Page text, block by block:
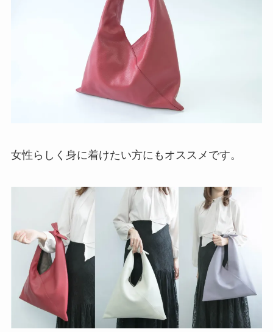
女性らしく身に着けたい方にもオススメです。